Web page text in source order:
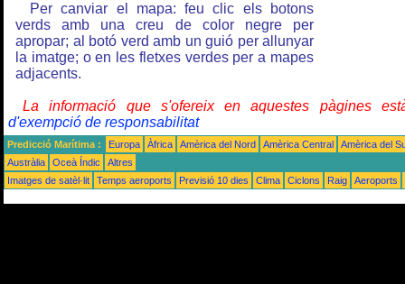
Per canviar el mapa: feu clic els botons
verds amb una creu de color negre per
apropar; al botó verd amb un guió per allunyar
la imatge; o en les fletxes verdes per a mapes
adjacents.
La informació que s'ofereix en aquestes pàgines
d'exempció de responsabilitat
Predicció Marítima : Europa Àfrica Amèrica del Nord Amèrica Central
Amèrica del
Austràlia
Oceà Índic
Altres
Imatges de satèl·lit
Temps aeroports Previsió 10 dies Clima Ciclons Raig Aeroports